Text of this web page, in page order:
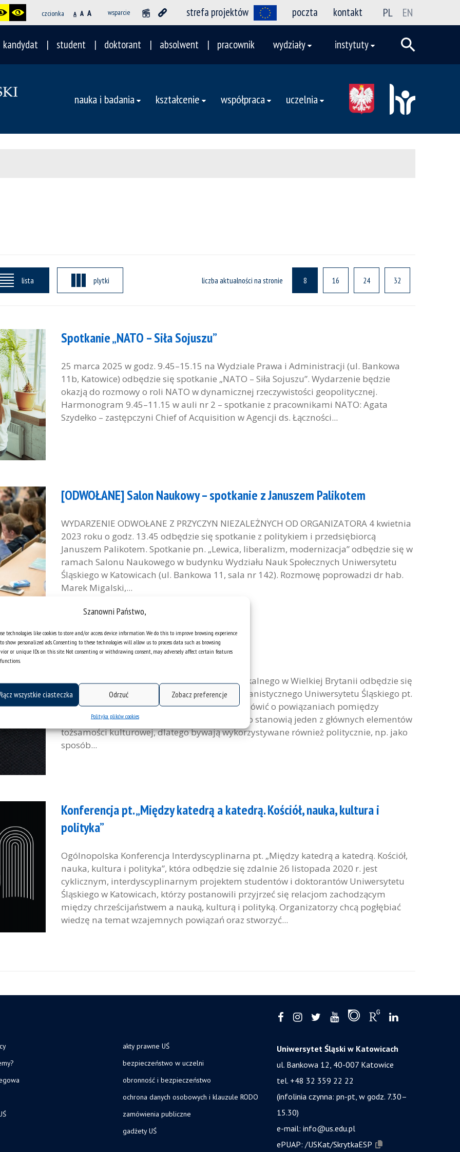
Szanowni Państwo,
technologies like cookies to store and/or access device information. We do this to improve browsing experience
show personalized ads. Consenting to these technologies will allow us to process data such as browsing
or unique IDs on this site. Not consenting or withdrawing consent, may adversely affect certain features
wszystkie ciasteczka Odrzuć Zobacz preferencje
Polityka plików cookies
czcionka A A A wsparcie strefa projektów poczta kontakt PL EN
kandydat student doktorant absolwent pracownik wydziały instytuty
nauka i badania kształcenie współpraca uczelnia
lista plytki liczba aktualności na stronie 8 16 24 32
Spotkanie „NATO – Siła Sojuszu”
25 marca 2025 w godz. 9.45–15.15 na Wydziale Prawa i Administracji (ul. Bankowa
11b, Katowice) odbędzie się spotkanie „NATO – Siła Sojuszu”. Wydarzenie będzie
okazją do rozmowy o roli NATO w dynamicznej rzeczywistości geopolitycznej.
Harmonogram 9.45–11.15 w auli nr 2 – spotkanie z pracownikami NATO: Agata
Szydełko – zastępczyni Chief of Acquisition w Agencji ds. Łączności...
[ODWOŁANE] Salon Naukowy – spotkanie z Januszem Palikotem
WYDARZENIE ODWOŁANE Z PRZYCZYN NIEZALEŻNYCH OD ORGANIZATORA 4 kwietnia
2023 roku o godz. 13.45 odbędzie się spotkanie z politykiem i przedsiębiorcą
Januszem Palikotem. Spotkanie pn. „Lewica, liberalizm, modernizacja” odbędzie się w
ramach Salonu Naukowego w budynku Wydziału Nauk Społecznych Uniwersytetu
Śląskiego w Katowicach (ul. Bankowa 11, sala nr 142). Rozmowę poprowadzi dr hab.
Marek Migalski,...
Webinar „Food, Art and Migration”
16 listopada 2022 roku o godz. 16.00 czasu lokalnego w Wielkiej Brytanii odbędzie się
webinar dr Agaty Stronciwilk z Wydziału Humanistycznego Uniwersytetu Śląskiego pt.
„Food, Art and Migration”. Badaczka będzie mówić o powiązaniach pomiędzy
żywnością, sztuką i migracjami. Potrawy często stanowią jeden z głównych elementów
tożsamości kulturowej, dlatego bywają wykorzystywane również politycznie, np. jako
sposób...
Konferencja pt. „Między katedrą a katedrą. Kościół, nauka, kultura i
polityka”
Ogólnopolska Konferencja Interdyscyplinarna pt. „Między katedrą a katedrą. Kościół,
nauka, kultura i polityka”, która odbędzie się zdalnie 26 listopada 2020 r. jest
cyklicznym, interdyscyplinarnym projektem studentów i doktorantów Uniwersytetu
Śląskiego w Katowicach, którzy postanowili przyjrzeć się relacjom zachodzącym
między chrześcijaństwem a nauką, kulturą i polityką. Organizatorzy chcą pogłębiać
wiedzę na temat wzajemnych powiązań oraz stworzyć...
akty prawne UŚ
bezpieczeństwo w uczelni
obronność i bezpieczeństwo
ochrona danych osobowych i klauzule RODO
zamówienia publiczne
gadżety UŚ
Uniwersytet Śląski w Katowicach
ul. Bankowa 12, 40-007 Katowice
tel. +48 32 359 22 22
(infolinia czynna: pn-pt, w godz. 7.30–
15.30)
e-mail: info@us.edu.pl
ePUAP: /USKat/SkrytkaESP